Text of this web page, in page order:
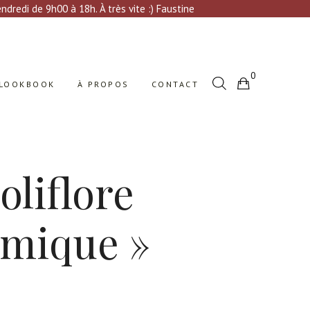
de 9h00 à 18h. À très vite :) Faustine
LOOKBOOK À PROPOS CONTACT
0
Votre sélection est vide
»